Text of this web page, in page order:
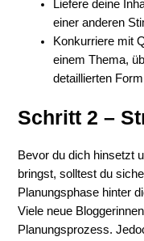
Liefere deine
einer anderen
Konkurriere mit
einem Thema,
detaillierten
Schritt 2 –
Bevor du dich hinsetzt
bringst, solltest du
Planungsphase hinter
Viele neue
Planungsprozess.